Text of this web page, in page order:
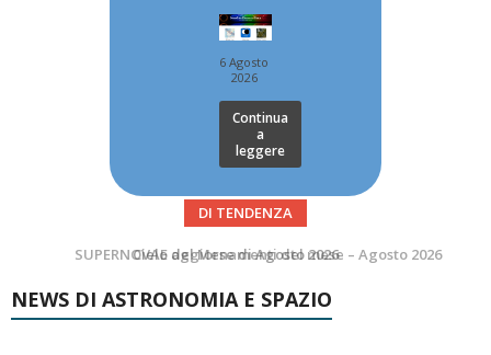
6 Agosto
2026
Continua
a
leggere
DI TENDENZA
SUPERNOVAE aggiornamenti del mese – Agosto 2026
Le Comete del mese di Agosto: LA 10P/TEMPEL AL PERIELIO
NEWS DI ASTRONOMIA E SPAZIO